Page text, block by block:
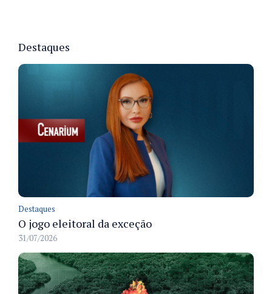
Destaques
Destaques
O jogo eleitoral da exceção
31/07/2026